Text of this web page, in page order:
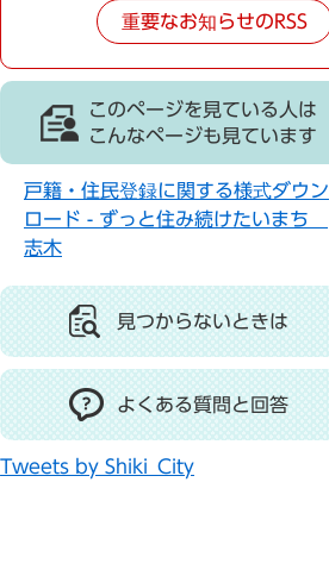
重要なお知らせのRSS
このページを見ている人は
こんなページも見ています
戸籍・住民登録に関する様式ダウン
ロード - ずっと住み続けたいまち
志木
見つからないときは
よくある質問と回答
Tweets by Shiki_City